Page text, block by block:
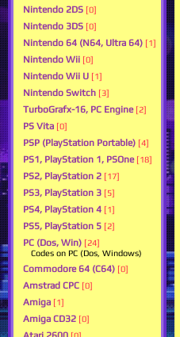
Nintendo 2DS [0]
Nintendo 3DS [0]
Nintendo 64 (N64, Ultra 64) [1]
Nintendo Wii [0]
Nintendo Wii U [1]
Nintendo Switch [3]
TurboGrafx-16, PC Engine [2]
PS Vita [0]
PSP (PlayStation Portable) [4]
PS1, PlayStation 1, PSOne [18]
PS2, PlayStation 2 [17]
PS3, PlayStation 3 [5]
PS4, PlayStation 4 [1]
PS5, PlayStation 5 [2]
PC (Dos, Win) [24]
Codes on PC (Dos, Windows)
Commodore 64 (C64) [0]
Amstrad CPC [0]
Amiga [1]
Amiga CD32 [0]